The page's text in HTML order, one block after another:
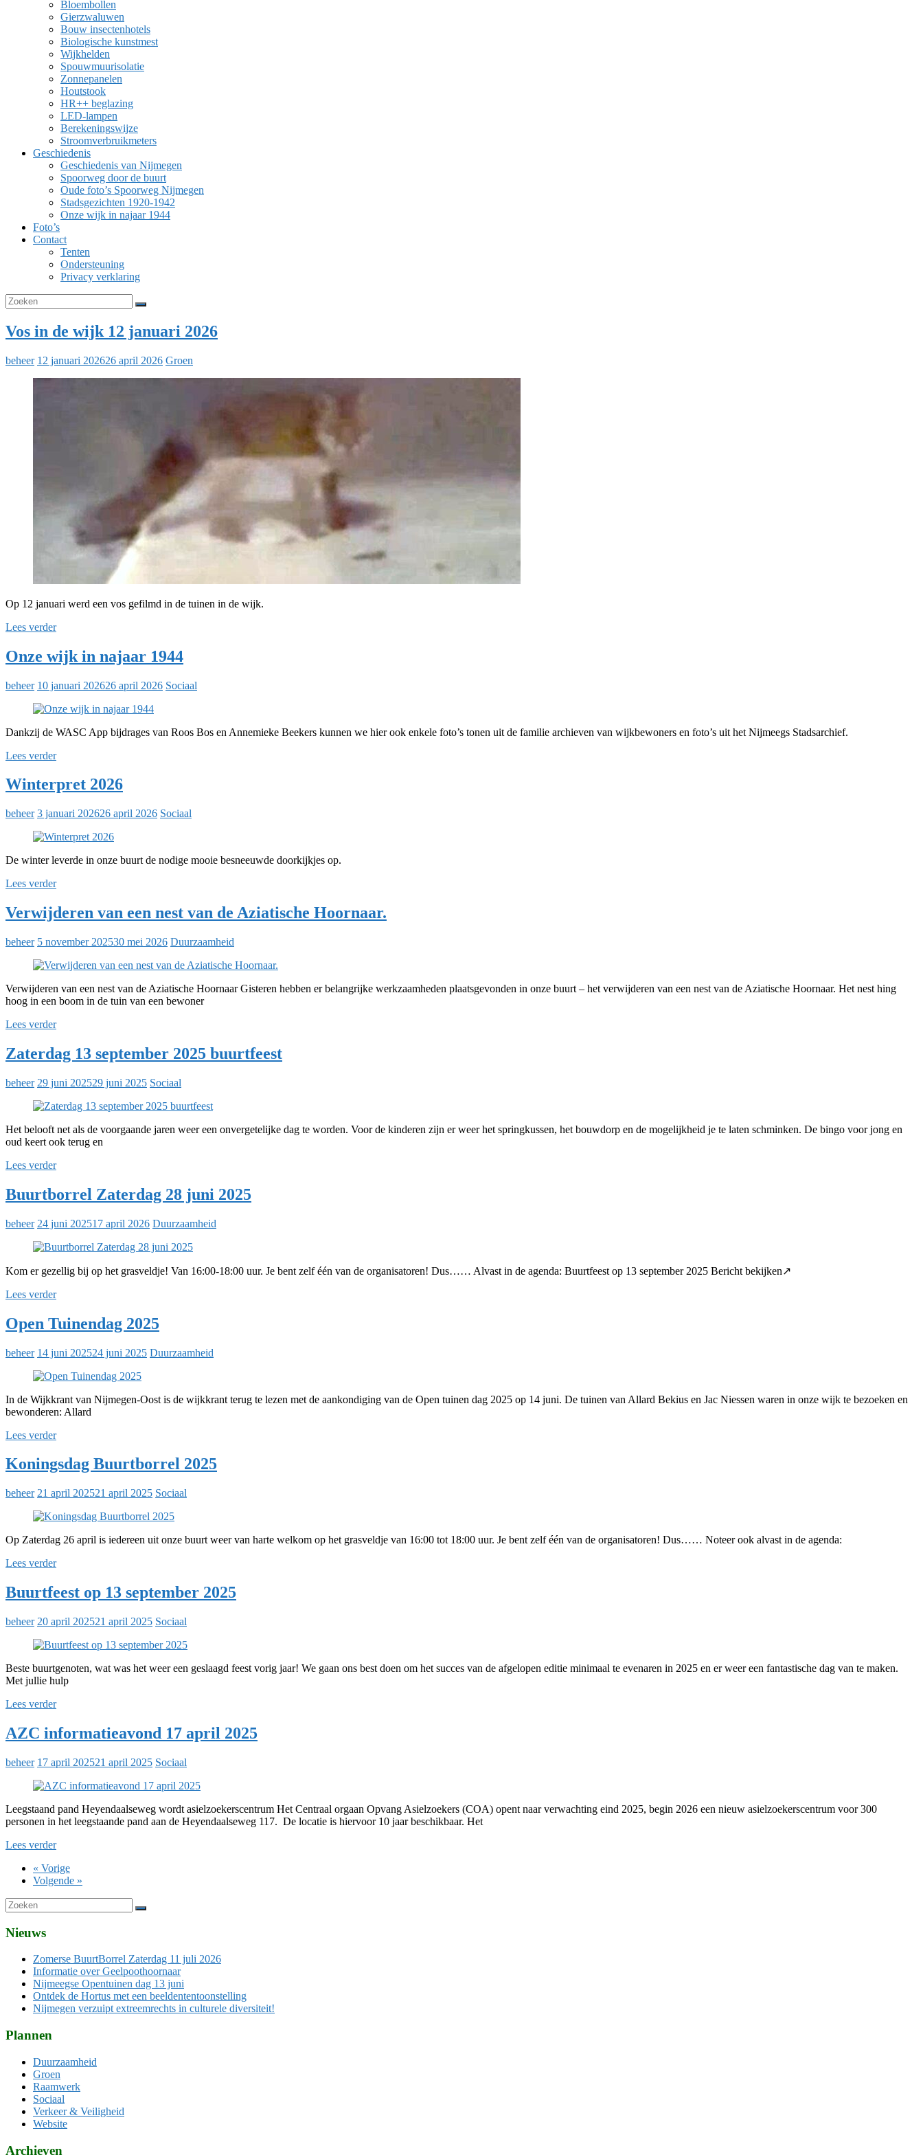
Bloembollen
Gierzwaluwen
Bouw insectenhotels
Biologische kunstmest
Wijkhelden
Spouwmuurisolatie
Zonnepanelen
Houtstook
HR++ beglazing
LED-lampen
Berekeningswijze
Stroomverbruikmeters
Geschiedenis
Geschiedenis van Nijmegen
Spoorweg door de buurt
Oude foto’s Spoorweg Nijmegen
Stadsgezichten 1920-1942
Onze wijk in najaar 1944
Foto’s
Contact
Tenten
Ondersteuning
Privacy verklaring
Vos in de wijk 12 januari 2026
beheer 12 januari 202626 april 2026 Groen
Op 12 januari werd een vos gefilmd in de tuinen in de wijk.
Lees verder
Onze wijk in najaar 1944
beheer 10 januari 202626 april 2026 Sociaal
Dankzij de WASC App bijdrages van Roos Bos en Annemieke Beekers kunnen we hier ook enkele foto’s tonen uit de familie archieven van wijkbewoners en foto’s uit het Nijmeegs Stadsarchief.
Lees verder
Winterpret 2026
beheer 3 januari 202626 april 2026 Sociaal
De winter leverde in onze buurt de nodige mooie besneeuwde doorkijkjes op.
Lees verder
Verwijderen van een nest van de Aziatische Hoornaar.
beheer 5 november 202530 mei 2026 Duurzaamheid
Verwijderen van een nest van de Aziatische Hoornaar Gisteren hebben er belangrijke werkzaamheden plaatsgevonden in onze buurt – het verwijderen van een nest van de Aziatische Hoornaar. Het nest hing
hoog in een boom in de tuin van een bewoner
Lees verder
Zaterdag 13 september 2025 buurtfeest
beheer 29 juni 202529 juni 2025 Sociaal
Het belooft net als de voorgaande jaren weer een onvergetelijke dag te worden. Voor de kinderen zijn er weer het springkussen, het bouwdorp en de mogelijkheid je te laten schminken. De bingo voor jong en
oud keert ook terug en
Lees verder
Buurtborrel Zaterdag 28 juni 2025
beheer 24 juni 202517 april 2026 Duurzaamheid
Kom er gezellig bij op het grasveldje! Van 16:00-18:00 uur. Je bent zelf één van de organisatoren! Dus…… Alvast in de agenda: Buurtfeest op 13 september 2025 Bericht bekijken↗
Lees verder
Open Tuinendag 2025
beheer 14 juni 202524 juni 2025 Duurzaamheid
In de Wijkkrant van Nijmegen-Oost is de wijkkrant terug te lezen met de aankondiging van de Open tuinen dag 2025 op 14 juni. De tuinen van Allard Bekius en Jac Niessen waren in onze wijk te bezoeken en
bewonderen: Allard
Lees verder
Koningsdag Buurtborrel 2025
beheer 21 april 202521 april 2025 Sociaal
Op Zaterdag 26 april is iedereen uit onze buurt weer van harte welkom op het grasveldje van 16:00 tot 18:00 uur. Je bent zelf één van de organisatoren! Dus…… Noteer ook alvast in de agenda:
Lees verder
Buurtfeest op 13 september 2025
beheer 20 april 202521 april 2025 Sociaal
Beste buurtgenoten, wat was het weer een geslaagd feest vorig jaar! We gaan ons best doen om het succes van de afgelopen editie minimaal te evenaren in 2025 en er weer een fantastische dag van te maken.
Met jullie hulp
Lees verder
AZC informatieavond 17 april 2025
beheer 17 april 202521 april 2025 Sociaal
Leegstaand pand Heyendaalseweg wordt asielzoekerscentrum Het Centraal orgaan Opvang Asielzoekers (COA) opent naar verwachting eind 2025, begin 2026 een nieuw asielzoekerscentrum voor 300
personen in het leegstaande pand aan de Heyendaalseweg 117. De locatie is hiervoor 10 jaar beschikbaar. Het
Lees verder
« Vorige
Volgende »
Nieuws
Zomerse BuurtBorrel Zaterdag 11 juli 2026
Informatie over Geelpoothoornaar
Nijmeegse Opentuinen dag 13 juni
Ontdek de Hortus met een beeldententoonstelling
Nijmegen verzuipt extreemrechts in culturele diversiteit!
Plannen
Duurzaamheid
Groen
Raamwerk
Sociaal
Verkeer & Veiligheid
Website
Archieven